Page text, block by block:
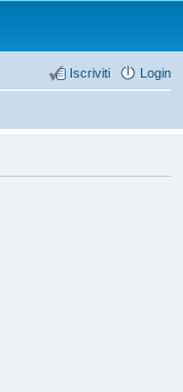
Login
Iscriviti